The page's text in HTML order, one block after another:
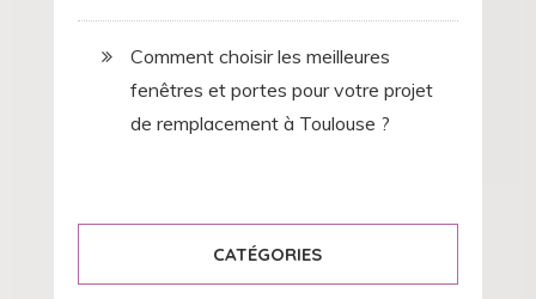
Comment choisir les meilleures
fenêtres et portes pour votre projet
de remplacement à Toulouse ?
CATÉGORIES